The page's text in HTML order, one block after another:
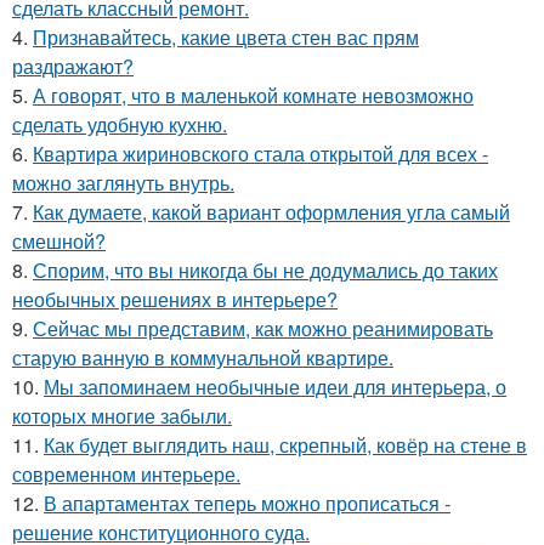
сделать классный ремонт.
4. Признавайтесь, какие цвета стен вас прям
раздражают?
5. А говорят, что в маленькой комнате невозможно
сделать удобную кухню.
6. Квартира жириновского стала открытой для всех -
можно заглянуть внутрь.
7. Как думаете, какой вариант оформления угла самый
смешной?
8. Спорим, что вы никогда бы не додумались до таких
необычных решениях в интерьере?
9. Сейчас мы представим, как можно реанимировать
старую ванную в коммунальной квартире.
10. Мы запоминаем необычные идеи для интерьера, о
которых многие забыли.
11. Как будет выглядить наш, скрепный, ковёр на стене в
современном интерьере.
12. В апартаментах теперь можно прописаться -
решение конституционного суда.